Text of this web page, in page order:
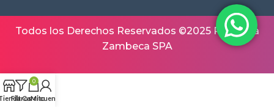
Todos los Derechos Reservados ©2025 Robótica
Zambeca SPA
Filtros
0
Carrito
Mi cuenta